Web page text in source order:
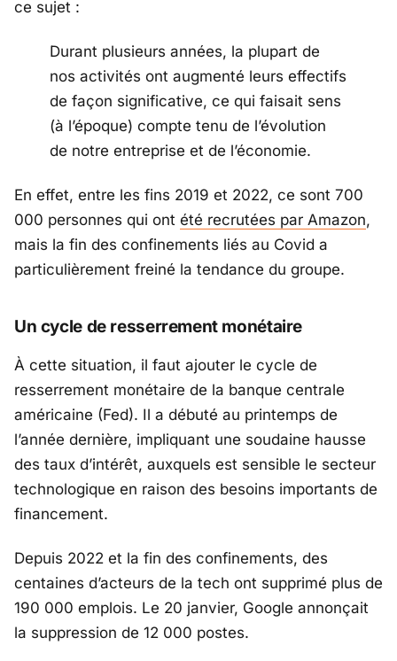
ce sujet :
Durant plusieurs années, la plupart de
nos activités ont augmenté leurs effectifs
de façon significative, ce qui faisait sens
(à l’époque) compte tenu de l’évolution
de notre entreprise et de l’économie.
En effet, entre les fins 2019 et 2022, ce sont 700
000 personnes qui ont été recrutées par Amazon,
mais la fin des confinements liés au Covid a
particulièrement freiné la tendance du groupe.
Un cycle de resserrement monétaire
À cette situation, il faut ajouter le cycle de
resserrement monétaire de la banque centrale
américaine (Fed). Il a débuté au printemps de
l’année dernière, impliquant une soudaine hausse
des taux d’intérêt, auxquels est sensible le secteur
technologique en raison des besoins importants de
financement.
Depuis 2022 et la fin des confinements, des
centaines d’acteurs de la tech ont supprimé plus de
190 000 emplois. Le 20 janvier, Google annonçait
la suppression de 12 000 postes.